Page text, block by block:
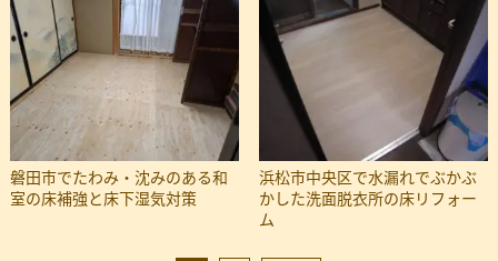
磐田市でたわみ・沈みのある和
室の床補強と床下湿気対策
浜松市中央区で水漏れでぶかぶ
かした洗面脱衣所の床リフォー
ム